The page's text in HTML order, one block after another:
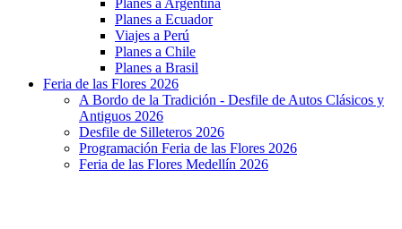
Planes a Argentina
Planes a Ecuador
Viajes a Perú
Planes a Chile
Planes a Brasil
Feria de las Flores 2026
A Bordo de la Tradición - Desfile de Autos Clásicos y
Antiguos 2026
Desfile de Silleteros 2026
Programación Feria de las Flores 2026
Feria de las Flores Medellín 2026